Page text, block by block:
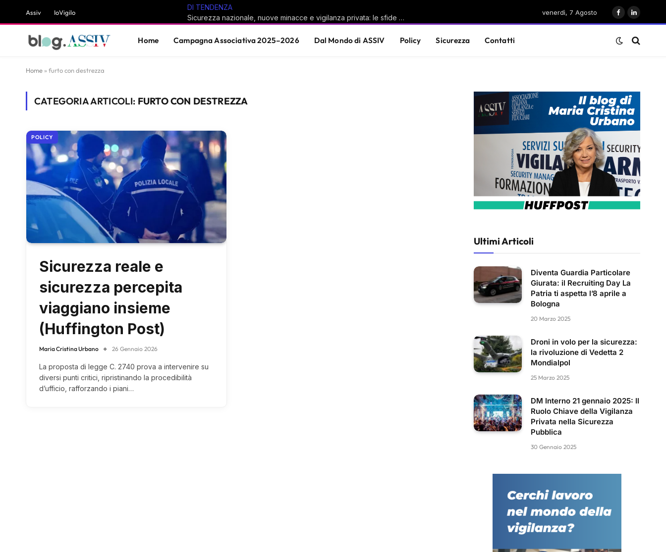
Assiv IoVigilo
DI TENDENZA
Sicurezza nazionale, nuove minacce e vigilanza privata: le sfide del sistema Paese
venerdì, 7 Agosto
Facebook
LinkedIn
Home Campagna Associativa 2025–2026 Dal Mondo di ASSIV Policy Sicurezza Contatti
Home » furto con destrezza
CATEGORIA ARTICOLI: FURTO CON DESTREZZA
POLICY
Sicurezza reale e
sicurezza percepita
viaggiano insieme
(Huffington Post)
Maria Cristina Urbano 26 Gennaio 2026
La proposta di legge C. 2740 prova a intervenire su
diversi punti critici, ripristinando la procedibilità
d’ufficio, rafforzando i piani…
Ultimi Articoli
Diventa Guardia Particolare
Giurata: il Recruiting Day La
Patria ti aspetta l’8 aprile a
Bologna
20 Marzo 2025
Droni in volo per la sicurezza:
la rivoluzione di Vedetta 2
Mondialpol
25 Marzo 2025
DM Interno 21 gennaio 2025: Il
Ruolo Chiave della Vigilanza
Privata nella Sicurezza
Pubblica
30 Gennaio 2025